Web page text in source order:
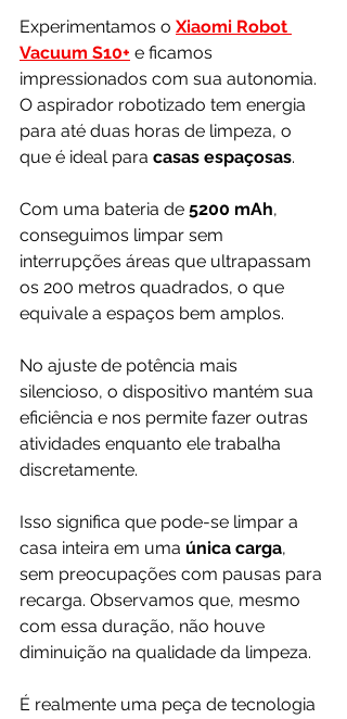
Experimentamos o Xiaomi Robot
Vacuum S10+ e ficamos
impressionados com sua autonomia.
O aspirador robotizado tem energia
para até duas horas de limpeza, o
que é ideal para casas espaçosas.
Com uma bateria de 5200 mAh,
conseguimos limpar sem
interrupções áreas que ultrapassam
os 200 metros quadrados, o que
equivale a espaços bem amplos.
No ajuste de potência mais
silencioso, o dispositivo mantém sua
eficiência e nos permite fazer outras
atividades enquanto ele trabalha
discretamente.
Isso significa que pode-se limpar a
casa inteira em uma única carga,
sem preocupações com pausas para
recarga. Observamos que, mesmo
com essa duração, não houve
diminuição na qualidade da limpeza.
É realmente uma peça de tecnologia